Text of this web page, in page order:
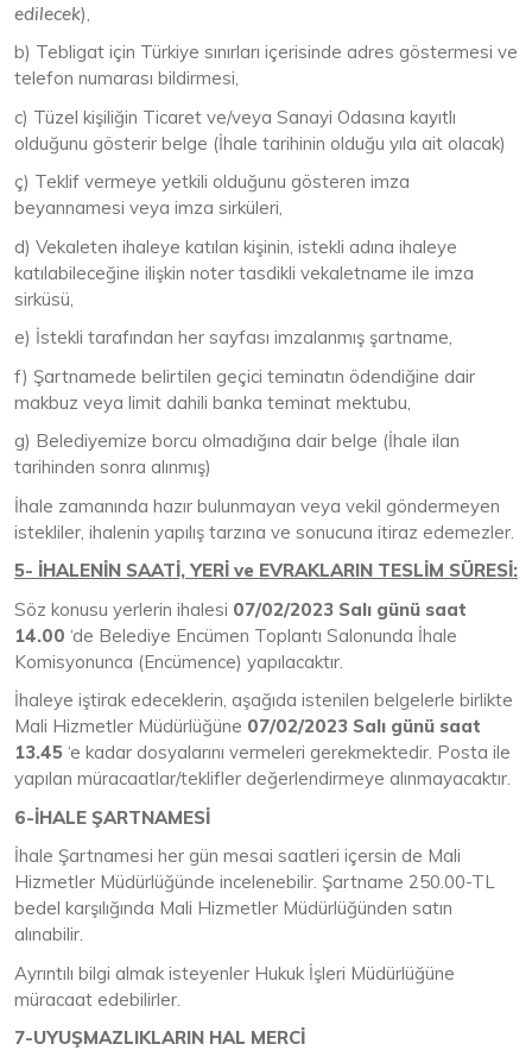
edilecek),
b) Tebligat için Türkiye sınırları içerisinde adres göstermesi ve
telefon numarası bildirmesi,
c) Tüzel kişiliğin Ticaret ve/veya Sanayi Odasına kayıtlı
olduğunu gösterir belge (İhale tarihinin olduğu yıla ait olacak)
ç) Teklif vermeye yetkili olduğunu gösteren imza
beyannamesi veya imza sirküleri,
d) Vekaleten ihaleye katılan kişinin, istekli adına ihaleye
katılabileceğine ilişkin noter tasdikli vekaletname ile imza
sirküsü,
e) İstekli tarafından her sayfası imzalanmış şartname,
f) Şartnamede belirtilen geçici teminatın ödendiğine dair
makbuz veya limit dahili banka teminat mektubu,
g) Belediyemize borcu olmadığına dair belge (İhale ilan
tarihinden sonra alınmış)
İhale zamanında hazır bulunmayan veya vekil göndermeyen
istekliler, ihalenin yapılış tarzına ve sonucuna itiraz edemezler.
5- İHALENİN SAATİ, YERİ ve EVRAKLARIN TESLİM SÜRESİ:
Söz konusu yerlerin ihalesi 07/02/2023 Salı günü saat
14.00 ‘de Belediye Encümen Toplantı Salonunda İhale
Komisyonunca (Encümence) yapılacaktır.
İhaleye iştirak edeceklerin, aşağıda istenilen belgelerle birlikte
Mali Hizmetler Müdürlüğüne 07/02/2023 Salı günü saat
13.45 ‘e kadar dosyalarını vermeleri gerekmektedir. Posta ile
yapılan müracaatlar/teklifler değerlendirmeye alınmayacaktır.
6-İHALE ŞARTNAMESİ
İhale Şartnamesi her gün mesai saatleri içersin de Mali
Hizmetler Müdürlüğünde incelenebilir. Şartname 250.00-TL
bedel karşılığında Mali Hizmetler Müdürlüğünden satın
alınabilir.
Ayrıntılı bilgi almak isteyenler Hukuk İşleri Müdürlüğüne
müracaat edebilirler.
7-UYUŞMAZLIKLARIN HAL MERCİ